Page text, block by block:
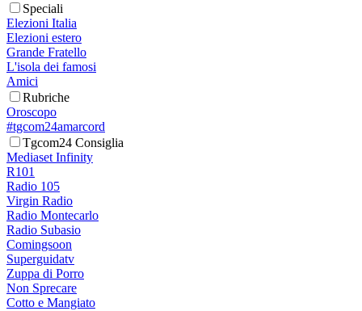
Speciali
Elezioni Italia
Elezioni estero
Grande Fratello
L'isola dei famosi
Amici
Rubriche
Oroscopo
#tgcom24amarcord
Tgcom24 Consiglia
Mediaset Infinity
R101
Radio 105
Virgin Radio
Radio Montecarlo
Radio Subasio
Comingsoon
Superguidatv
Zuppa di Porro
Non Sprecare
Cotto e Mangiato